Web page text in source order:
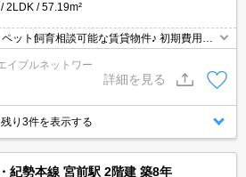
2LDK 57.19m²
ット飼育相談可能な賃貸物件♪ 初期費用の
ーまで！！
イブルネットワー
詳細を見る
残り3件を表示する
紀勢本線 宮前駅 2階建 築8年